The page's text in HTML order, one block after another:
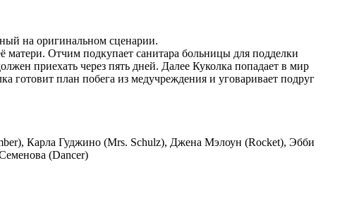
на оригинальном сценарии.
Отчим подкупает санитара больницы для подделки
приехать через пять дней. Далее Куколка попадает в мир
план побега из медучреждения и уговаривает подруг
Карла Гуджино (Mrs. Schulz), Джена Мэлоун (Rocket), Эбби
(Dancer)